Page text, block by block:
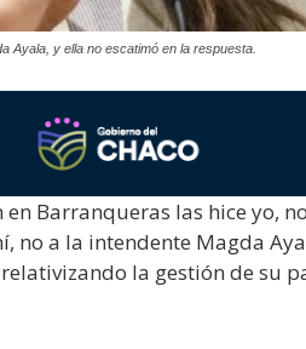
Ayala, y ella no escatimó en la respuesta.
Barranqueras las hice yo,
no a la intendente Magda
la gestión de su